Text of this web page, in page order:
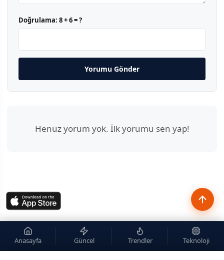
Doğrulama: 8 + 6 = ?
Yorumu Gönder
Henüz yorum yok. İlk yorumu sen yap!
Anasayfa Güncel Trendler Teknoloji